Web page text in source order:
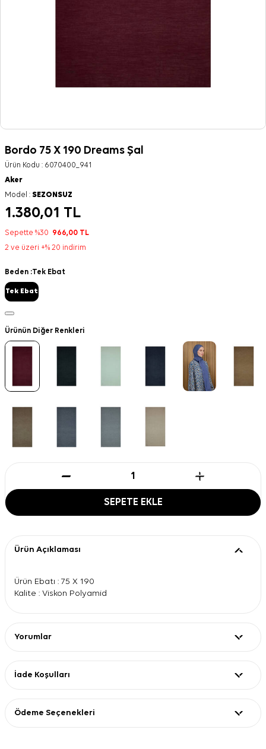
Bordo 75 X 190 Dreams Şal
Ürün Kodu : 6070400_941
Aker
Model : SEZONSUZ
1.380,01 TL
Sepette %30 966,00 TL
2 ve üzeri +% 20 indirim
Beden :Tek Ebat
Tek Ebat
Ürünün Diğer Renkleri
SEPETE EKLE
Ürün Açıklaması
Ürün Ebatı : 75 X 190
Kalite : Viskon Polyamid
Yorumlar
İade Koşulları
Ödeme Seçenekleri